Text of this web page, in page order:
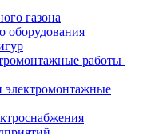
газона
оборудования
работы
электромонтажные